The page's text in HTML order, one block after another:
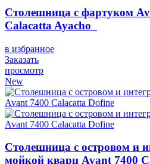
Столешница с фартуком
Calacatta Ayacho
в избранное
Заказать
просмотр
New
Столешница с островом и
мойкой кварц Avant 7400